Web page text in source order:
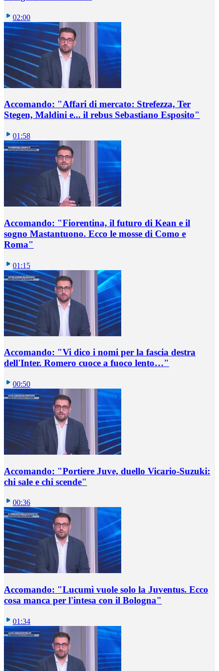
02:00
Accomando: "Affari di mercato: Strefezza, Ter
Stegen, Maldini e... il rebus Sebastiano Esposito"
01:58
Accomando: "Fiorentina, il futuro di Kean e il
sogno Mastantuono. Ecco le mosse di Como e
Roma"
01:15
Accomando: "Vi dico i nomi per la fascia destra
dell'Inter. Romero cuoce a fuoco lento…"
00:50
Accomando: "Portiere Juve, duello Vicario-Suzuki:
chi sale e chi scende"
00:36
Accomando: "Lucumì vuole solo la Juventus. Ecco
cosa manca per l'intesa con il Bologna"
01:34